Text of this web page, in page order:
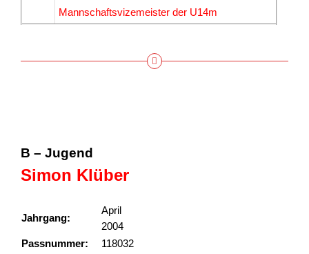
Mannschaftsvizemeister der U14m
B – Jugend
Simon Klüber
Jahrgang:
April
2004
Passnummer:
118032